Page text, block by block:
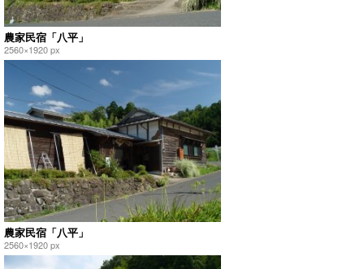
農家民宿「八平」
2560×1920 px
農家民宿「八平」
2560×1920 px